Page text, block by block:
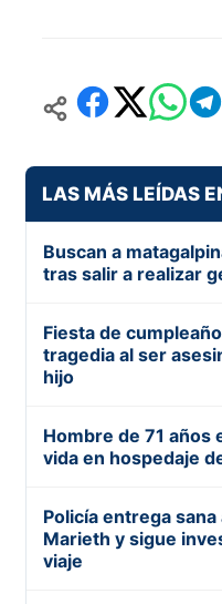
LAS MÁS LEÍDAS
Buscan a
tras salir a realizar
Fiesta de
tragedia al ser
hijo
Hombre de 71 años
vida en hospedaje
Policía entrega sana
Marieth y sigue
viaje